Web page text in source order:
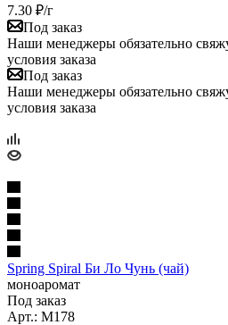
7.30 ₽/г
Под заказ
Наши менеджеры обязательно
условия заказа
Под заказ
Наши менеджеры обязательно
условия заказа
Spring Spiral Би Ло Чунь (чай)
моноаромат
Под заказ
Арт.: M178